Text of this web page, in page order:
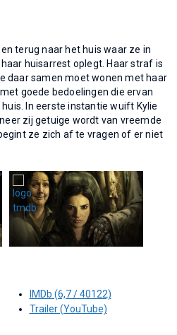
terug naar het huis waar ze in
huisarrest oplegt. Haar straf is
daar samen moet wonen met haar
goede bedoelingen die ervan
In eerste instantie wuift Kylie
zij getuige wordt van vreemde
ze zich af te vragen of er niet
IMDb (6,7 / 40122)
Trailer (YouTube)